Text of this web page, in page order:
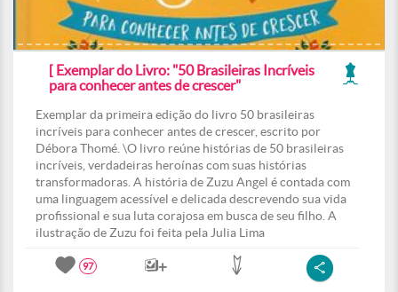
[ Exemplar do Livro: "50 Brasileiras Incríveis
para conhecer antes de crescer"
Exemplar da primeira edição do livro 50 brasileiras
incríveis para conhecer antes de crescer, escrito por
Débora Thomé. \O livro reúne histórias de 50 brasileiras
incríveis, verdadeiras heroínas com suas histórias
transformadoras. A história de Zuzu Angel é contada com
uma linguagem acessível e delicada descrevendo sua vida
profissional e sua luta corajosa em busca de seu filho. A
ilustração de Zuzu foi feita pela Julia Lima
97